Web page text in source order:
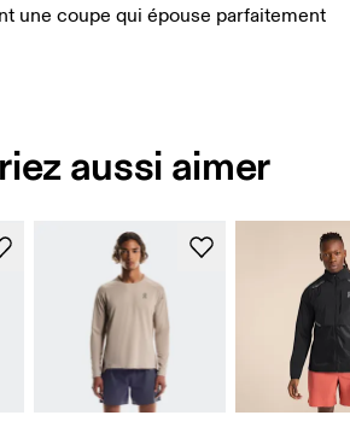
une coupe qui épouse parfaitement
aussi aimer